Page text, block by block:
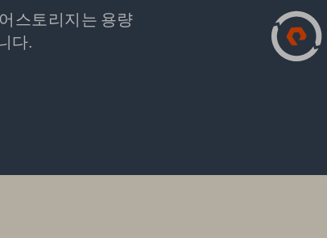
스토리지는 용량
다.